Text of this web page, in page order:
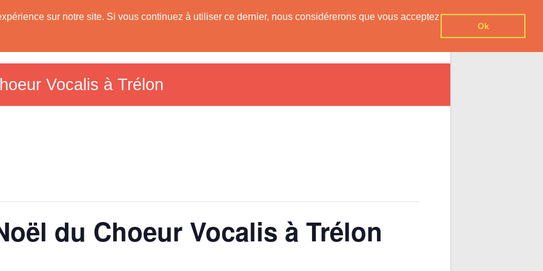
sur notre site. Si vous continuez à utiliser ce dernier, nous considérerons que vous acceptez
Ok
Vocalis à Trélon
du Choeur Vocalis à Trélon